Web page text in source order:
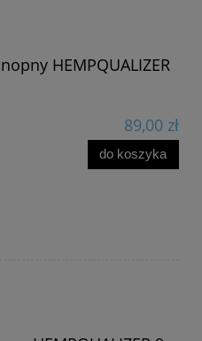
HEMPQUALIZER
89,00 zł
do koszyka